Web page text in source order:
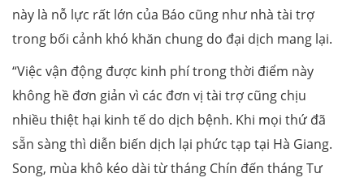
này là nỗ lực rất lớn của Báo cũng như nhà tài trợ
trong bối cảnh khó khăn chung do đại dịch mang lại.
“Việc vận động được kinh phí trong thời điểm này
không hề đơn giản vì các đơn vị tài trợ cũng chịu
nhiều thiệt hại kinh tế do dịch bệnh. Khi mọi thứ đã
sẵn sàng thì diễn biến dịch lại phức tạp tại Hà Giang.
Song, mùa khô kéo dài từ tháng Chín đến tháng Tư